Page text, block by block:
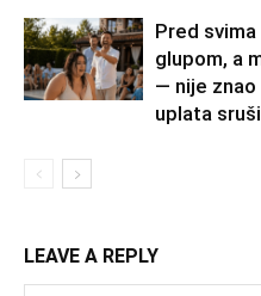
Pred
glupom, a
— nije
uplata
LEAVE A REPLY